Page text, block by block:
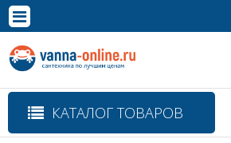
Полная версия сайта
КАТАЛОГ ТОВАРОВ